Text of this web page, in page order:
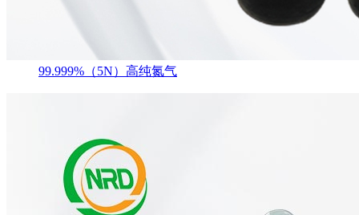
99.999%（5N）高纯氮气